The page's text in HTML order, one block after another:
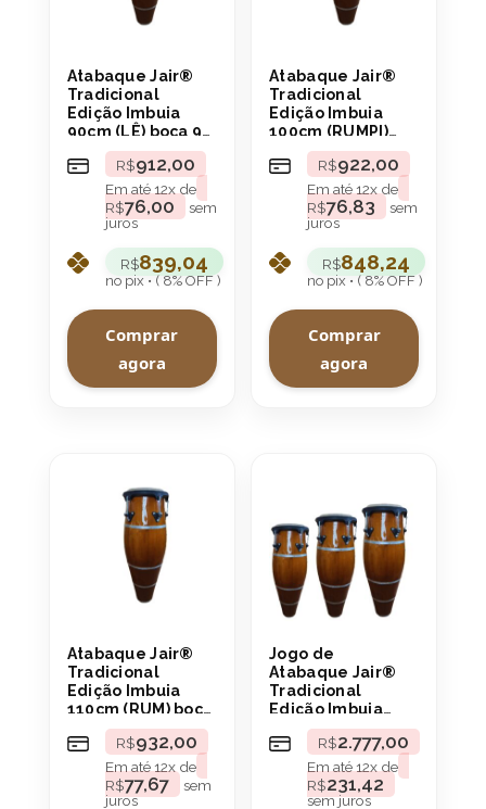
Atabaque Jair®
Tradicional
Edição Imbuia
90cm (LÊ) boca 9″
Aro Confortável
R$912,00
Em até12x de
R$76,00
sem
juros
R$839,04
no pix • ( 8% OFF )
Comprar
agora
Atabaque Jair®
Tradicional
Edição Imbuia
100cm (RUMPI)
boca 9″ Aro
Confortável
R$922,00
Em até12x de
R$76,83
sem
juros
R$848,24
no pix • ( 8% OFF )
Comprar
agora
Atabaque Jair®
Tradicional
Edição Imbuia
110cm (RUM) boca
9″ Aro
Confortável
R$932,00
Em até12x de
R$77,67
sem
juros
Jogo de
Atabaque Jair®
Tradicional
Edição Imbuia
boca 9″ Aro
Confortável
R$2.777,00
Em até12x de
R$231,42
sem juros